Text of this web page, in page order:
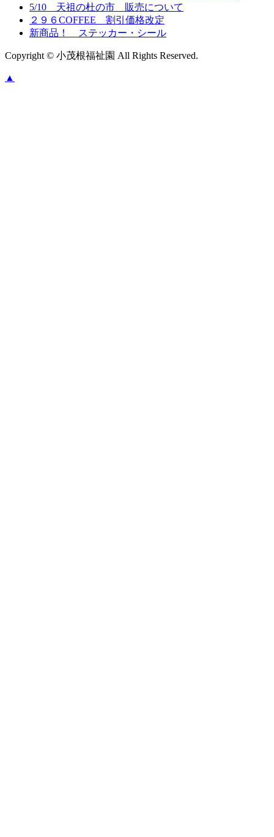
5/10 天祖の杜の市 販売について
２９６COFFEE 割引価格改定
新商品！ ステッカー・シール
Copyright © 小茂根福祉園 All Rights Reserved.
▲